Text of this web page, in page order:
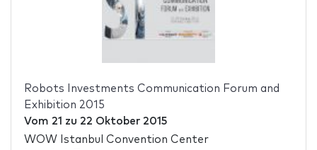
Robots Investments Communication Forum and
Exhibition 2015
Vom 21 zu 22 Oktober 2015
WOW Istanbul Convention Center